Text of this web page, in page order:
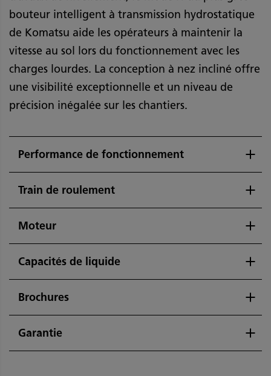
bouteur intelligent à transmission hydrostatique
de Komatsu aide les opérateurs à maintenir la
vitesse au sol lors du fonctionnement avec les
charges lourdes. La conception à nez incliné offre
une visibilité exceptionnelle et un niveau de
précision inégalée sur les chantiers.
Performance de fonctionnement
Train de roulement
Moteur
Capacités de liquide
Brochures
Garantie